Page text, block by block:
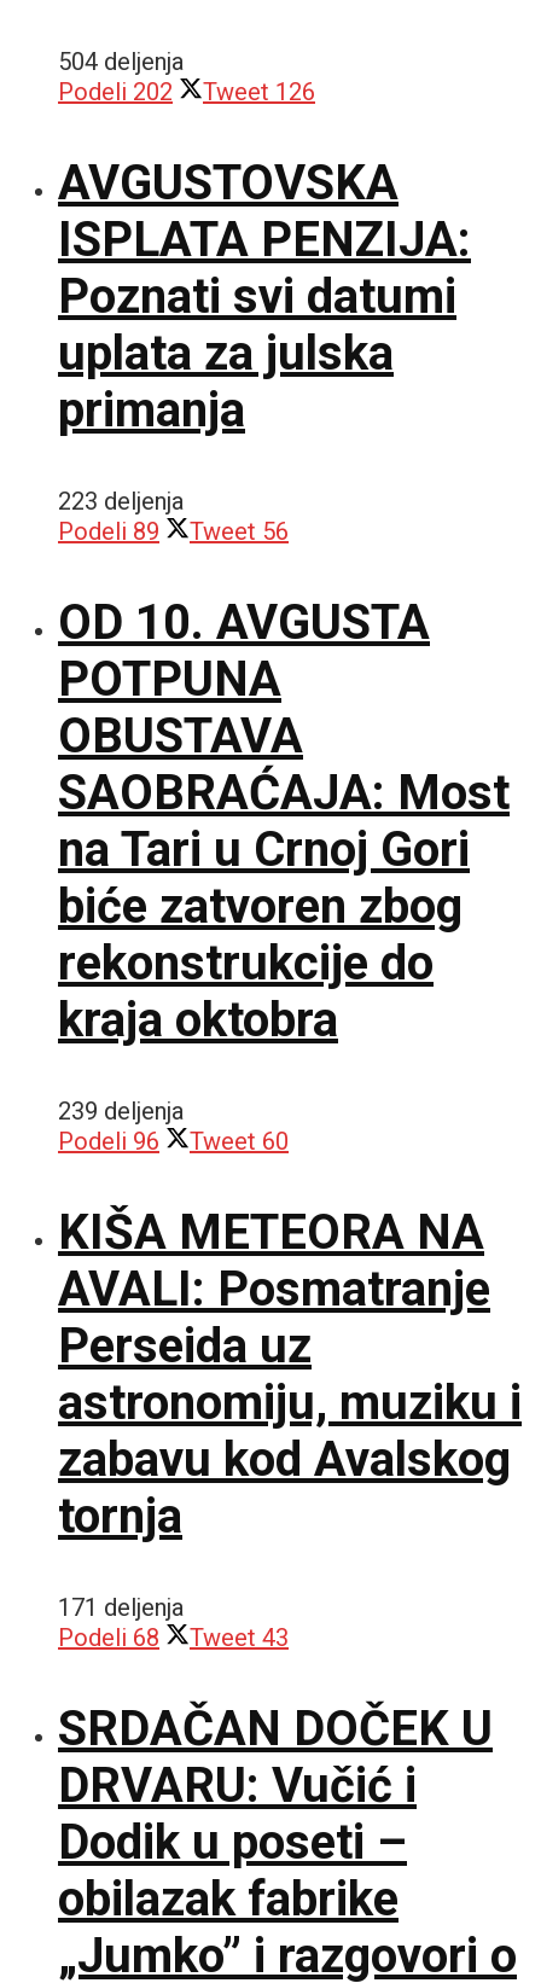
504 deljenja
Podeli 202 Tweet 126
AVGUSTOVSKA
ISPLATA PENZIJA:
Poznati svi datumi
uplata za julska
primanja
223 deljenja
Podeli 89 Tweet 56
OD 10. AVGUSTA
POTPUNA
OBUSTAVA
SAOBRAĆAJA: Most
na Tari u Crnoj Gori
biće zatvoren zbog
rekonstrukcije do
kraja oktobra
239 deljenja
Podeli 96 Tweet 60
KIŠA METEORA NA
AVALI: Posmatranje
Perseida uz
astronomiju, muziku i
zabavu kod Avalskog
tornja
171 deljenja
Podeli 68 Tweet 43
SRDAČAN DOČEK U
DRVARU: Vučić i
Dodik u poseti –
obilazak fabrike
„Jumko” i razgovori o